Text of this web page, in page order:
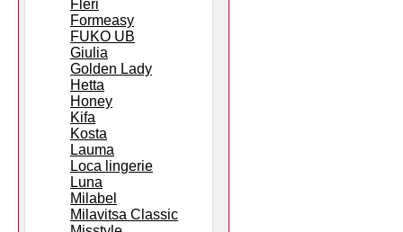
Fleri
Formeasy
FUKO UB
Giulia
Golden Lady
Hetta
Honey
Kifa
Kosta
Lauma
Loca lingerie
Luna
Milabel
Milavitsa Classic